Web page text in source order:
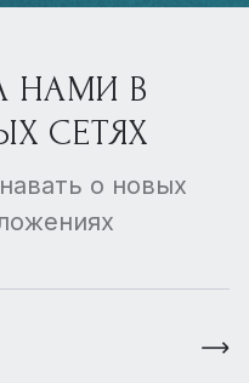
НАМИ В
СЕТЯХ
о новых